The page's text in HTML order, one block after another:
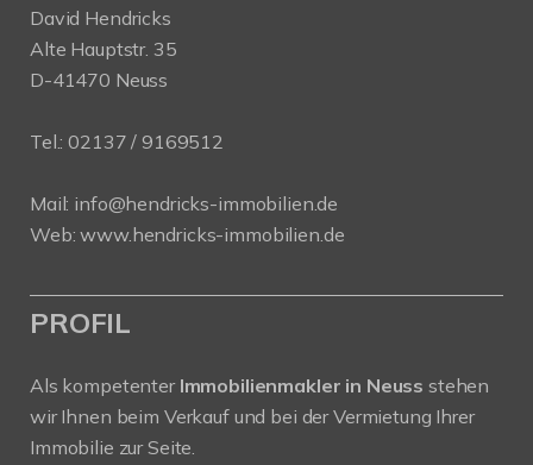
David Hendricks
Alte Hauptstr. 35
D-41470 Neuss
Tel.: 02137 / 9169512
Mail: info@hendricks-immobilien.de
Web:www.hendricks-immobilien.de
PROFIL
Als kompetenter Immobilienmakler in Neuss stehen
wir Ihnen beim Verkauf und bei der Vermietung Ihrer
Immobilie zur Seite.